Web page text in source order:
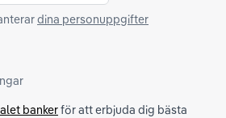
dina personuppgifter
bankerför att erbjuda dig bästa